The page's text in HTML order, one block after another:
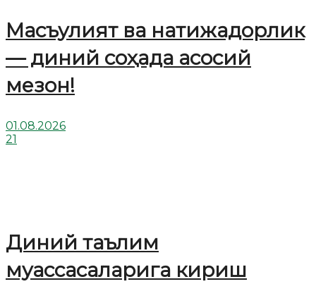
Масъулият ва натижадорлик
— диний соҳада асосий
мезон!
01.08.2026
21
Диний таълим
муассасаларига кириш